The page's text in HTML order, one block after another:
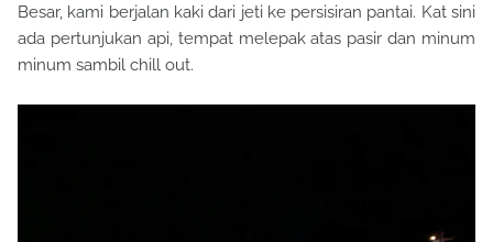
Besar, kami berjalan kaki dari jeti ke persisiran pantai. Kat sini
ada pertunjukan api, tempat melepak atas pasir dan minum
minum sambil chill out.